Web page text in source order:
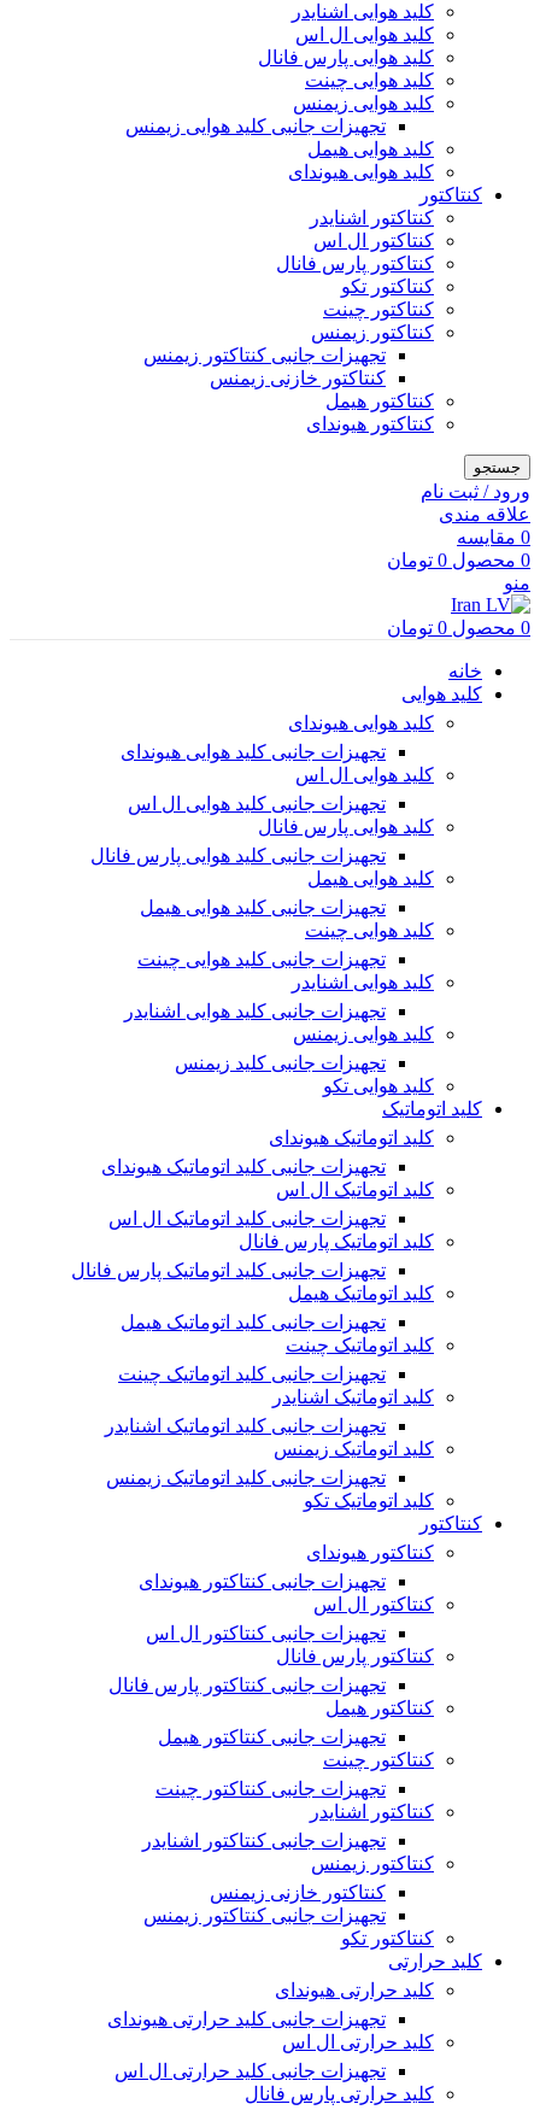
کلید هوایی اشنایدر
کلید هوایی ال اس
کلید هوایی پارس فانال
کلید هوایی چینت
کلید هوایی زیمنس
تجهیزات جانبی کلید هوایی زیمنس
کلید هوایی هیمل
کلید هوایی هیوندای
کنتاکتور
کنتاکتور اشنایدر
کنتاکتور ال اس
کنتاکتور پارس فانال
کنتاکتور تکو
کنتاکتور چینت
کنتاکتور زیمنس
تجهیزات جانبی کنتاکتور زیمنس
کنتاکتور خازنی زیمنس
کنتاکتور هیمل
کنتاکتور هیوندای
جستجو
ورود / ثبت نام
علاقه مندی
0 مقایسه
0 محصول 0 تومان
منو
0 محصول 0 تومان
خانه
کلید هوایی
کلید هوایی هیوندای
تجهیزات جانبی کلید هوایی هیوندای
کلید هوایی ال اس
تجهیزات جانبی کلید هوایی ال اس
کلید هوایی پارس فانال
تجهیزات جانبی کلید هوایی پارس فانال
کلید هوایی هیمل
تجهیزات جانبی کلید هوایی هیمل
کلید هوایی چینت
تجهیزات جانبی کلید هوایی چینت
کلید هوایی اشنایدر
تجهیزات جانبی کلید هوایی اشنایدر
کلید هوایی زیمنس
تجهیزات جانبی کلید زیمنس
کلید هوایی تکو
کلید اتوماتیک
کلید اتوماتیک هیوندای
تجهیزات جانبی کلید اتوماتیک هیوندای
کلید اتوماتیک ال اس
تجهیزات جانبی کلید اتوماتیک ال اس
کلید اتوماتیک پارس فانال
تجهیزات جانبی کلید اتوماتیک پارس فانال
کلید اتوماتیک هیمل
تجهیزات جانبی کلید اتوماتیک هیمل
کلید اتوماتیک چینت
تجهیزات جانبی کلید اتوماتیک چینت
کلید اتوماتیک اشنایدر
تجهیزات جانبی کلید اتوماتیک اشنایدر
کلید اتوماتیک زیمنس
تجهیزات جانبی کلید اتوماتیک زیمنس
کلید اتوماتیک تکو
کنتاکتور
کنتاکتور هیوندای
تجهیزات جانبی کنتاکتور هیوندای
کنتاکتور ال اس
تجهیزات جانبی کنتاکتور ال اس
کنتاکتور پارس فانال
تجهیزات جانبی کنتاکتور پارس فانال
کنتاکتور هیمل
تجهیزات جانبی کنتاکتور هیمل
کنتاکتور چینت
تجهیزات جانبی کنتاکتور چینت
کنتاکتور اشنایدر
تجهیزات جانبی کنتاکتور اشنایدر
کنتاکتور زیمنس
کنتاکتور خازنی زیمنس
تجهیزات جانبی کنتاکتور زیمنس
کنتاکتور تکو
کلید حرارتی
کلید حرارتی هیوندای
تجهیزات جانبی کلید حرارتی هیوندای
کلید حرارتی ال اس
تجهیزات جانبی کلید حرارتی ال اس
کلید حرارتی پارس فانال